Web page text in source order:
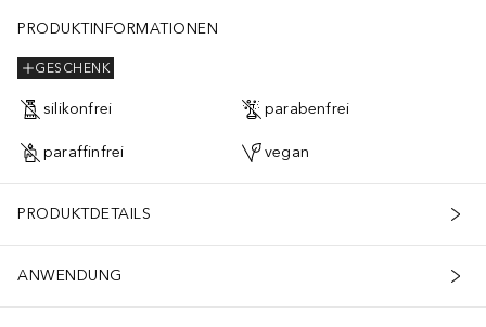
PRODUKTINFORMATIONEN
GESCHENK
silikonfrei parabenfrei
paraffinfrei vegan
PRODUKTDETAILS
ANWENDUNG